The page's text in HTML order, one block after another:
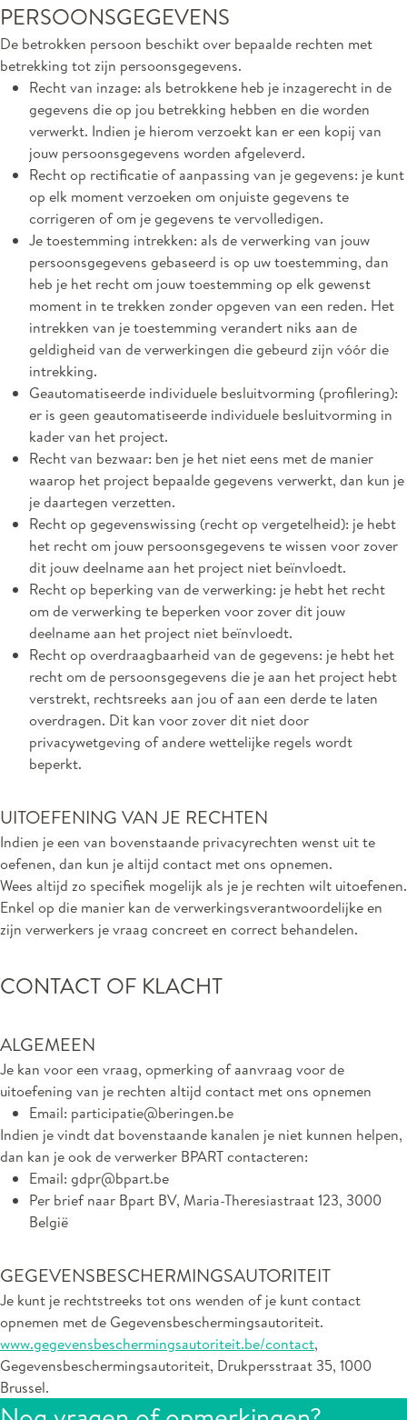
PERSOONSGEGEVENS
De betrokken persoon beschikt over bepaalde rechten met
betrekking tot zijn persoonsgegevens.
Recht van inzage: als betrokkene heb je inzagerecht in de
gegevens die op jou betrekking hebben en die worden
verwerkt. Indien je hierom verzoekt kan er een kopij van
jouw persoonsgegevens worden afgeleverd.
Recht op rectificatie of aanpassing van je gegevens: je kunt
op elk moment verzoeken om onjuiste gegevens te
corrigeren of om je gegevens te vervolledigen.
Je toestemming intrekken: als de verwerking van jouw
persoonsgegevens gebaseerd is op uw toestemming, dan
heb je het recht om jouw toestemming op elk gewenst
moment in te trekken zonder opgeven van een reden. Het
intrekken van je toestemming verandert niks aan de
geldigheid van de verwerkingen die gebeurd zijn vóór die
intrekking.
Geautomatiseerde individuele besluitvorming (profilering):
er is geen geautomatiseerde individuele besluitvorming in
kader van het project.
Recht van bezwaar: ben je het niet eens met de manier
waarop het project bepaalde gegevens verwerkt, dan kun je
je daartegen verzetten.
Recht op gegevenswissing (recht op vergetelheid): je hebt
het recht om jouw persoonsgegevens te wissen voor zover
dit jouw deelname aan het project niet beïnvloedt.
Recht op beperking van de verwerking: je hebt het recht
om de verwerking te beperken voor zover dit jouw
deelname aan het project niet beïnvloedt.
Recht op overdraagbaarheid van de gegevens: je hebt het
recht om de persoonsgegevens die je aan het project hebt
verstrekt, rechtsreeks aan jou of aan een derde te laten
overdragen. Dit kan voor zover dit niet door
privacywetgeving of andere wettelijke regels wordt
beperkt.
UITOEFENING VAN JE RECHTEN
Indien je een van bovenstaande privacyrechten wenst uit te
oefenen, dan kun je altijd contact met ons opnemen.
Wees altijd zo specifiek mogelijk als je je rechten wilt uitoefenen.
Enkel op die manier kan de verwerkingsverantwoordelijke en
zijn verwerkers je vraag concreet en correct behandelen.
CONTACT OF KLACHT
ALGEMEEN
Je kan voor een vraag, opmerking of aanvraag voor de
uitoefening van je rechten altijd contact met ons opnemen
Email: participatie@beringen.be
Indien je vindt dat bovenstaande kanalen je niet kunnen helpen,
dan kan je ook de verwerker BPART contacteren:
Email: gdpr@bpart.be
Per brief naar Bpart BV, Maria-Theresiastraat 123, 3000
België
GEGEVENSBESCHERMINGSAUTORITEIT
Je kunt je rechtstreeks tot ons wenden of je kunt contact
opnemen met de Gegevensbeschermingsautoriteit.
www.gegevensbeschermingsautoriteit.be/contact,
Gegevensbeschermingsautoriteit, Drukpersstraat 35, 1000
Brussel.